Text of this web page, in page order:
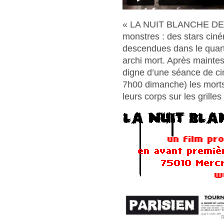
« LA NUIT BLANCHE
monstres : des stars
descendues dans le
archi mort. Après
digne d’une séance de
7h00 dimanche) les
leurs corps sur les